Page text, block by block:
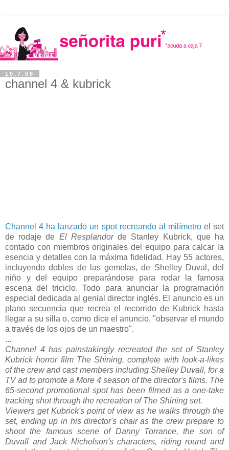
10.7.08
channel 4 & kubrick
Channel 4 ha lanzado un spot recreando al milímetroel set
de rodaje de El Resplandorde Stanley Kubrick, que ha
contado con miembros originales del equipo para calcar la
esencia y detalles con la máxima fidelidad. Hay 55 actores,
incluyendo dobles de las gemelas, de Shelley Duval, del
niño y del equipo preparándose para rodar la famosa
escena del triciclo. Todo para anunciar la programación
especial dedicada al genial director inglés. El anuncio es un
plano secuencia que recrea el recorrido de Kubrick hasta
llegar a su silla o, como dice el anuncio, "observar el mundo
a través de los ojos de un maestro".
...
Channel 4 has painstakingly recreated the set of Stanley
Kubrick horror film The Shining, complete with look-a-likes
of the crew and cast members including Shelley Duvall, for a
TV ad to promote a More 4 season of the director's films. The
65-second promotional spot has been filmed as a one-take
tracking shot through the recreation of The Shining set.
Viewers get Kubrick's point of view as he walks through the
set, ending up in his director's chair as the crew prepare to
shoot the famous scene of Danny Torrance, the son of
Duvall and Jack Nicholson's characters, riding round and